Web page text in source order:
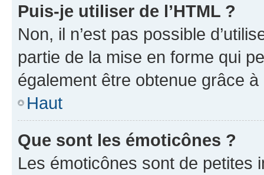
Puis-je utiliser de l’HTML ?
Non, il n’est pas possible
partie de la mise en forme qui
également être obtenue grâce à
Haut
Que sont les émoticônes ?
Les émoticônes sont de petites